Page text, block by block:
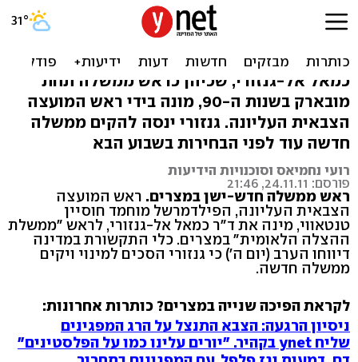
מצרים: המועצה הצבאית
מינתה ראש ממשלה
כמאל אל-גנזורי, שכיהן כראש ממשלה תחת
מובארק בשנות ה-90, מונה בידי ראש המועצה
הצבאית העליונה. גנזורי ינסה להקים ממשלה
חדשה עוד לפני הבחירות בשבוע הבא
רועי נחמיאס וסוכנויות הידיעות
פורסם: 24.11.11, 21:46
ראש ממשלה חדש-ישן במצרים. ראש המועצה
הצבאית העליונה, הפילדמרשל מוחמד חוסיין
טנטאווי, מינה את ד"ר כמאל אל-גנזורי, לראש "ממשלת
ההצלה הלאומית" במצרים. כלי התקשורת במדינה
דיווחו הערב (יום ה') כי גנזורי הסכים למינוי ויקים
ממשלה חדשה.
לקראת הפיכה שנייה במצרים? כותרות אחרונות:
ניסיון הרגעה: הצבא התנצל על הרג המפגינים
שליח ynet בקהיר. "יורים עלינו כמו על הפלסטינים"